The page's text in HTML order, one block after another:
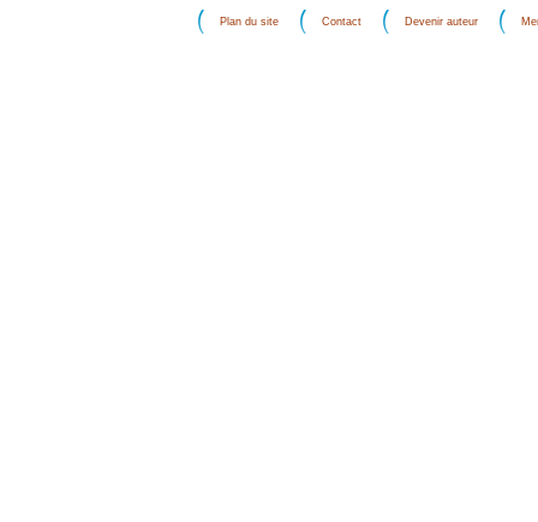
Plan du site Contact Devenir auteur